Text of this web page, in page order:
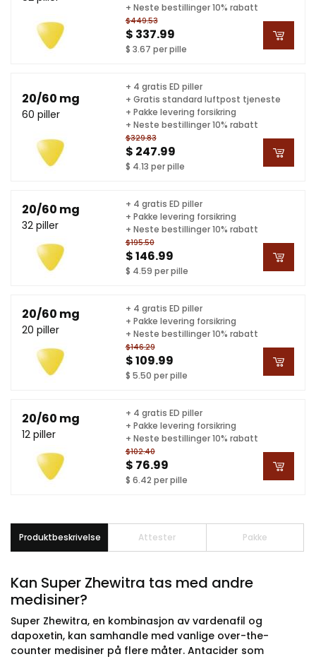
$449.53
$ 337.99
$ 3.67 per pille
+ Neste bestillinger 10% rabatt
20/60 mg
60 piller
$329.83
$ 247.99
$ 4.13 per pille
+ 4 gratis ED piller
+ Gratis standard luftpost tjeneste
+ Pakke levering forsikring
+ Neste bestillinger 10% rabatt
20/60 mg
32 piller
$195.50
$ 146.99
$ 4.59 per pille
+ 4 gratis ED piller
+ Pakke levering forsikring
+ Neste bestillinger 10% rabatt
20/60 mg
20 piller
$146.29
$ 109.99
$ 5.50 per pille
+ 4 gratis ED piller
+ Pakke levering forsikring
+ Neste bestillinger 10% rabatt
20/60 mg
12 piller
$102.40
$ 76.99
$ 6.42 per pille
+ 4 gratis ED piller
+ Pakke levering forsikring
+ Neste bestillinger 10% rabatt
Produktbeskrivelse Attester Pakke
Kan Super Zhewitra tas med andre
medisiner?
Super Zhewitra, en kombinasjon av vardenafil og
dapoxetin, kan samhandle med vanlige over-the-
counter medisiner på flere måter. Antacider som